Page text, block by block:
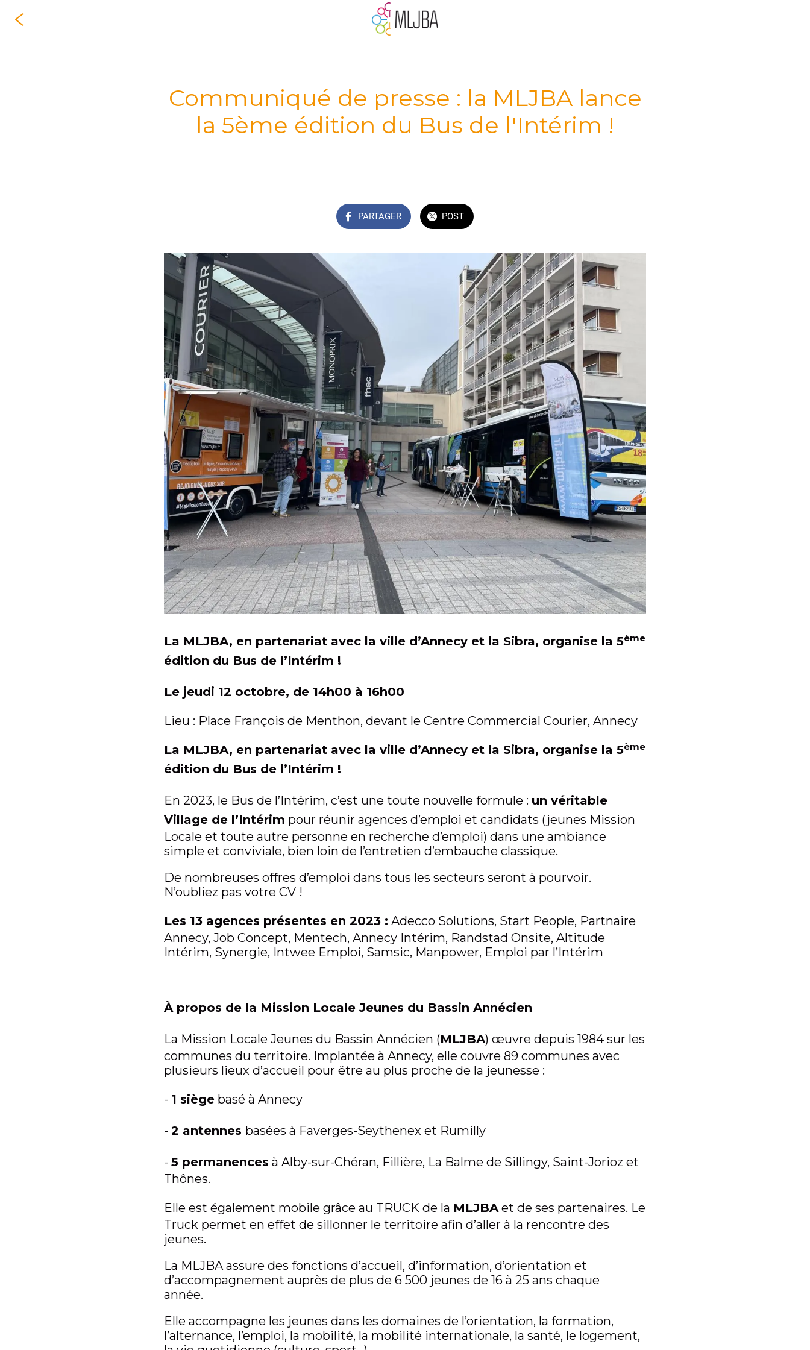
Communiqué de presse : la MLJBA lance
la 5ème édition du Bus de l'Intérim !
PARTAGER POST
La MLJBA, en partenariat avec la ville d’Annecy et la Sibra, organise la 5ème
édition du Bus de l’Intérim !
Le jeudi 12 octobre, de 14h00 à 16h00
Lieu : Place François de Menthon, devant le Centre Commercial Courier, Annecy
La MLJBA, en partenariat avec la ville d’Annecy et la Sibra, organise la 5ème
édition du Bus de l’Intérim !
En 2023, le Bus de l’Intérim, c’est une toute nouvelle formule : un véritable
Village de l’Intérim pour réunir agences d’emploi et candidats (jeunes Mission
Locale et toute autre personne en recherche d’emploi) dans une ambiance
simple et conviviale, bien loin de l’entretien d’embauche classique.
De nombreuses offres d’emploi dans tous les secteurs seront à pourvoir.
N’oubliez pas votre CV !
Les 13 agences présentes en 2023 : Adecco Solutions, Start People, Partnaire
Annecy, Job Concept, Mentech, Annecy Intérim, Randstad Onsite, Altitude
Intérim, Synergie, Intwee Emploi, Samsic, Manpower, Emploi par l’Intérim
À propos de la Mission Locale Jeunes du Bassin Annécien
La Mission Locale Jeunes du Bassin Annécien (MLJBA) œuvre depuis 1984 sur les
communes du territoire. Implantée à Annecy, elle couvre 89 communes avec
plusieurs lieux d’accueil pour être au plus proche de la jeunesse :
- 1 siège basé à Annecy
- 2 antennes basées à Faverges-Seythenex et Rumilly
- 5 permanences à Alby-sur-Chéran, Fillière, La Balme de Sillingy, Saint-Jorioz et
Thônes.
Elle est également mobile grâce au TRUCK de la MLJBAet de ses partenaires. Le
Truck permet en effet de sillonner le territoire afin d’aller à la rencontre des
jeunes.
La MLJBA assure des fonctions d’accueil, d’information, d’orientation et
d’accompagnement auprès de plus de 6 500 jeunes de 16 à 25 ans chaque
année.
Elle accompagne les jeunes dans les domaines de l’orientation, la formation,
l’alternance, l’emploi, la mobilité, la mobilité internationale, la santé, le logement,